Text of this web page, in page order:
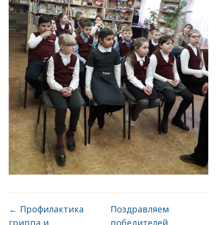
← Профилактика
гриппа и
Поздравляем
победителей